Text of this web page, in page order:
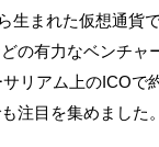
生まれた仮想通貨
の有力なベンチャ
リアム上のICOで
注目を集めました。